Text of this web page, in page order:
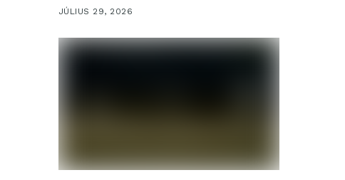
JÚLIUS 29, 2026